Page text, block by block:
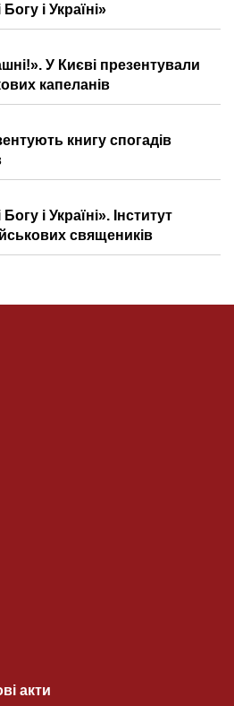
і Україні»
У Києві презентували
капеланів
книгу спогадів
і Україні». Інститут
священиків
акти